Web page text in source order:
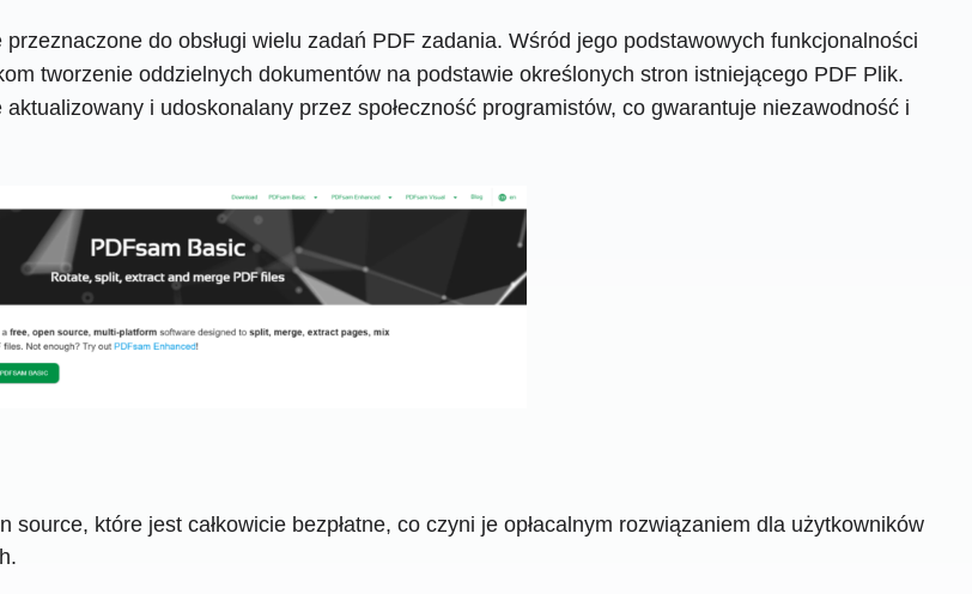
do obsługi wielu zadań PDF zadania. Wśród jego podstawowych funkcjonalności
tworzenie oddzielnych dokumentów na podstawie określonych stron istniejącego PDF Plik.
i udoskonalany przez społeczność programistów, co gwarantuje niezawodność i
które jest całkowicie bezpłatne, co czyni je opłacalnym rozwiązaniem dla użytkowników